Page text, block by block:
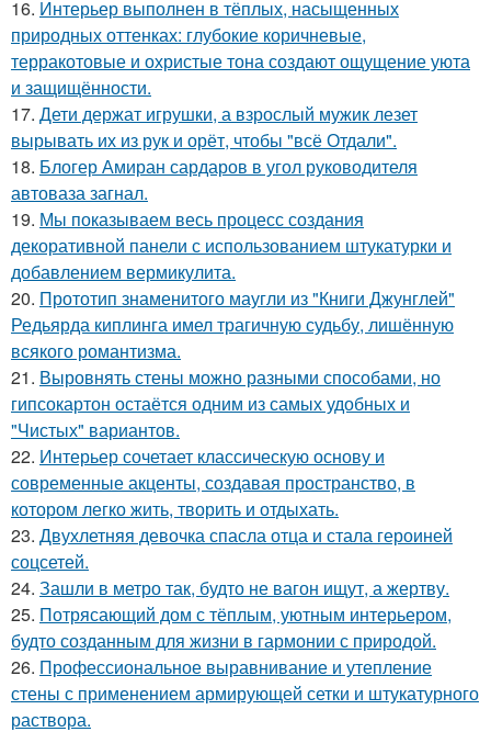
16. Интерьер выполнен в тёплых, насыщенных
природных оттенках: глубокие коричневые,
терракотовые и охристые тона создают ощущение уюта
и защищённости.
17. Дети держат игрушки, а взрослый мужик лезет
вырывать их из рук и орёт, чтобы "всё Отдали".
18. Блогер Амиран сардаров в угол руководителя
автоваза загнал.
19. Мы показываем весь процесс создания
декоративной панели с использованием штукатурки и
добавлением вермикулита.
20. Прототип знаменитого маугли из "Книги Джунглей"
Редьярда киплинга имел трагичную судьбу, лишённую
всякого романтизма.
21. Выровнять стены можно разными способами, но
гипсокартон остаётся одним из самых удобных и
"Чистых" вариантов.
22. Интерьер сочетает классическую основу и
современные акценты, создавая пространство, в
котором легко жить, творить и отдыхать.
23. Двухлетняя девочка спасла отца и стала героиней
соцсетей.
24. Зашли в метро так, будто не вагон ищут, а жертву.
25. Потрясающий дом с тёплым, уютным интерьером,
будто созданным для жизни в гармонии с природой.
26. Профессиональное выравнивание и утепление
стены с применением армирующей сетки и штукатурного
раствора.